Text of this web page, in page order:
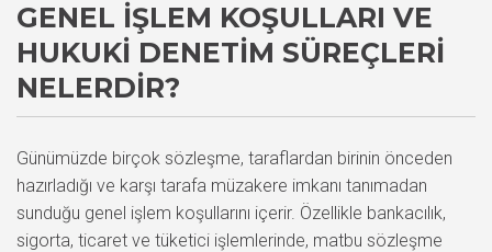
GENEL İŞLEM KOŞULLARI VE
HUKUKI DENETIM SÜREÇLERI
NELERDIR?
Günümüzde birçok sözleşme, taraflardan birinin önceden
hazırladığı ve karşı tarafa müzakere imkanı tanımadan
sunduğu genel işlem koşullarını içerir. Özellikle bankacılık,
sigorta, ticaret ve tüketici işlemlerinde, matbu sözleşme